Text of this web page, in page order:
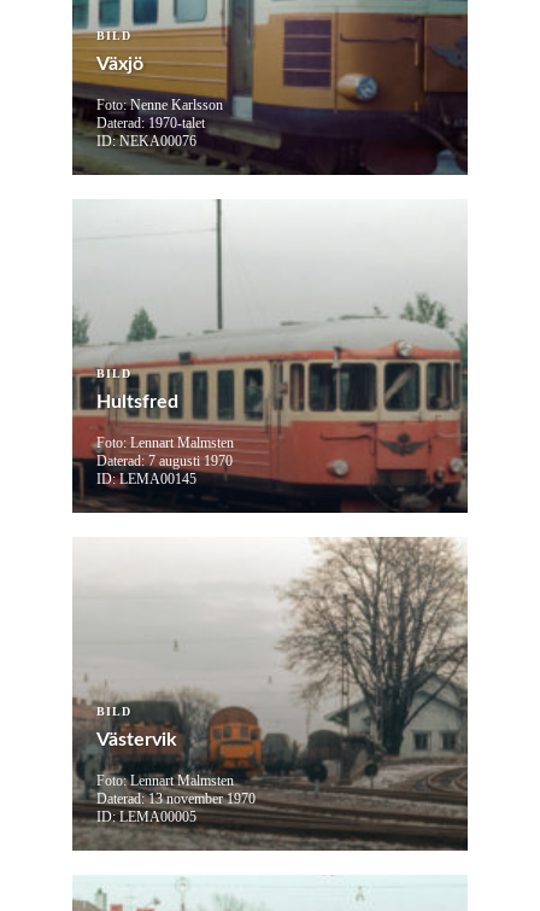
BILD
Växjö
Foto: Nenne Karlsson
Daterad: 1970-talet
ID: NEKA00076
BILD
Hultsfred
Foto: Lennart Malmsten
Daterad: 7 augusti 1970
ID: LEMA00145
BILD
Västervik
Foto: Lennart Malmsten
Daterad: 13 november 1970
ID: LEMA00005